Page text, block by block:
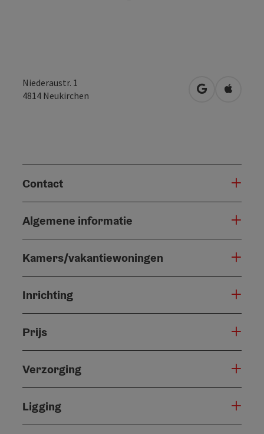
Niederaustr. 1
4814 Neukirchen Openen in
Contact
Algemene informatie
Kamers/vakantiewoningen
Inrichting
Prijs
Verzorging
Ligging